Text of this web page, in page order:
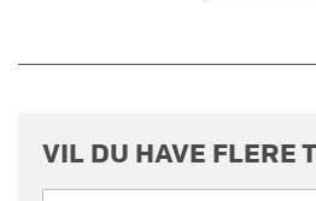
VIL DU HAVE FLERE